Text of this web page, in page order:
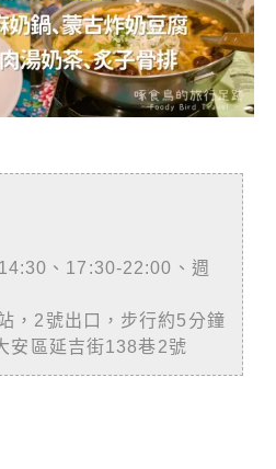
、17:30-22:00、週
，2號出口，步行約5分鐘
安區延吉街138巷2號